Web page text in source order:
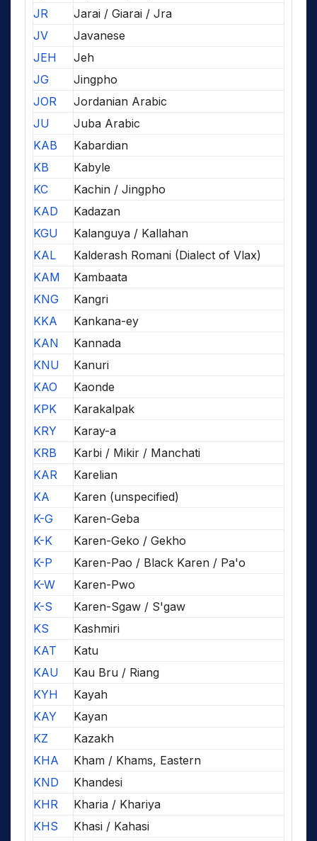
JR
Jarai / Giarai / Jra
JV
Javanese
JEH
Jeh
JG
Jingpho
JOR
Jordanian Arabic
JU
Juba Arabic
KAB
Kabardian
KB
Kabyle
KC
Kachin / Jingpho
KAD
Kadazan
KGU
Kalanguya / Kallahan
KAL
Kalderash Romani (Dialect of Vlax)
KAM
Kambaata
KNG
Kangri
KKA
Kankana-ey
KAN
Kannada
KNU
Kanuri
KAO
Kaonde
KPK
Karakalpak
KRY
Karay-a
KRB
Karbi / Mikir / Manchati
KAR
Karelian
KA
Karen (unspecified)
K-G
Karen-Geba
K-K
Karen-Geko / Gekho
K-P
Karen-Pao / Black Karen / Pa'o
K-W
Karen-Pwo
K-S
Karen-Sgaw / S'gaw
KS
Kashmiri
KAT
Katu
KAU
Kau Bru / Riang
KYH
Kayah
KAY
Kayan
KZ
Kazakh
KHA
Kham / Khams, Eastern
KND
Khandesi
KHR
Kharia / Khariya
KHS
Khasi / Kahasi